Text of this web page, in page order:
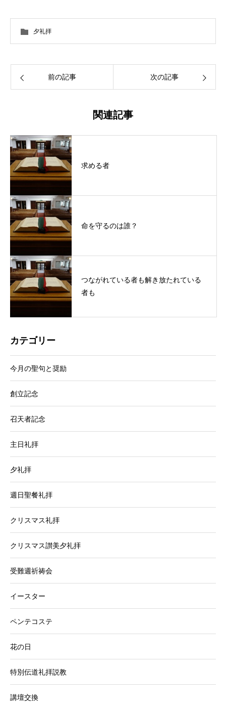
夕礼拝
前の記事 次の記事
関連記事
求める者
命を守るのは誰？
つながれている者も解き放たれている
者も
カテゴリー
今月の聖句と奨励
創立記念
召天者記念
主日礼拝
夕礼拝
週日聖餐礼拝
クリスマス礼拝
クリスマス讃美夕礼拝
受難週祈祷会
イースター
ペンテコステ
花の日
特別伝道礼拝説教
講壇交換